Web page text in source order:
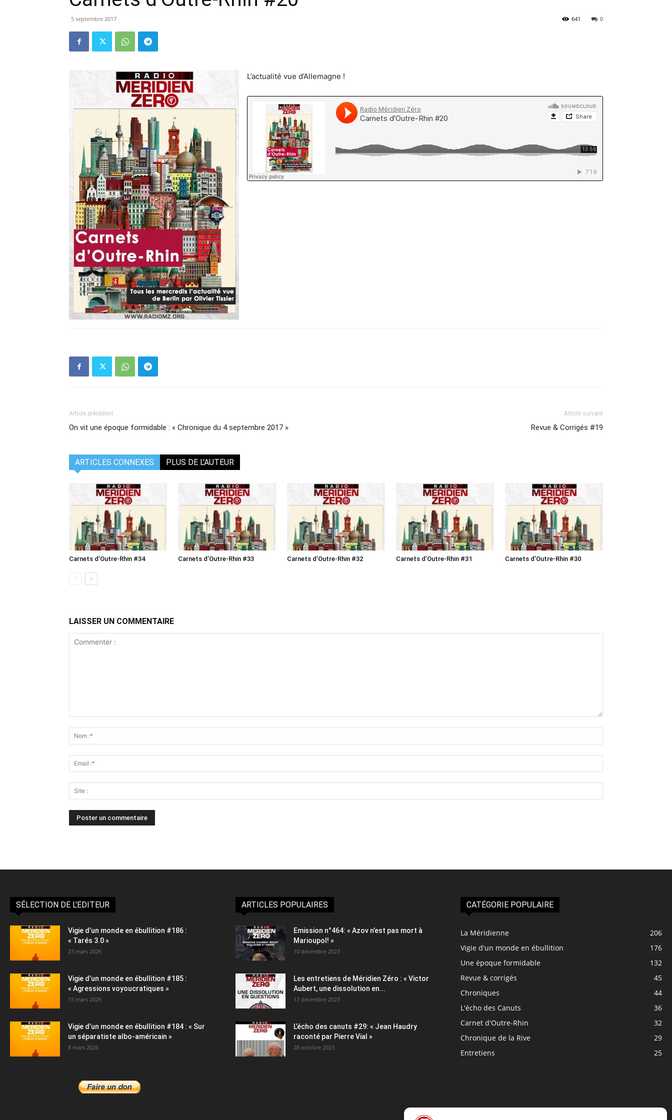
5 septembre 2017 0
641
L’actualité vue d’Allemagne !
Article précédent
On vit une époque formidable : « Chronique du 4 septembre 2017 »
Article suivant
Revue & Corrigés #19
ARTICLES CONNEXES PLUS DE L'AUTEUR
Carnets d’Outre-Rhin #34 Carnets d’Outre-Rhin #33 Carnets d’Outre-Rhin #32 Carnets d’Outre-Rhin #31 Carnets d’Outre-Rhin #30
LAISSER UN COMMENTAIRE
SÉLECTION DE L'EDITEUR
Vigie d’un monde en ébullition #186 :
« Tarés 3.0 »
23 mars 2026
Vigie d’un monde en ébullition #185 :
« Agressions voyoucratiques »
15 mars 2026
Vigie d’un monde en ébullition #184 : « Sur
un séparatiste albo-américain »
8 mars 2026
ARTICLES POPULAIRES
Emission n°464: « Azov n’est pas mort à
Marioupol! »
10 décembre 2023
Les entretiens de Méridien Zéro : « Victor
Aubert, une dissolution en...
17 décembre 2023
L’écho des canuts #29: « Jean Haudry
raconté par Pierre Vial »
28 octobre 2023
CATÉGORIE POPULAIRE
La Méridienne
206
Vigie d'un monde en ébullition
176
Une époque formidable
132
Revue & corrigés
45
Chroniques
44
L'écho des Canuts
36
Carnet d'Outre-Rhin
32
Chronique de la Rive
29
Entretiens
25